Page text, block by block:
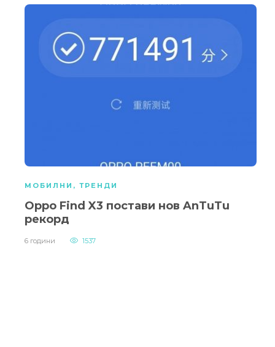
МОБИЛНИ , ТРЕНДИ
Oppo Find X3 постави нов AnTuTu
рекорд
6 години 1537